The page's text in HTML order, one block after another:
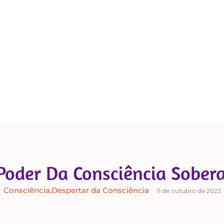
Da Consciência
Consciência,Despertar da Consciência 11 de outubro de 2023